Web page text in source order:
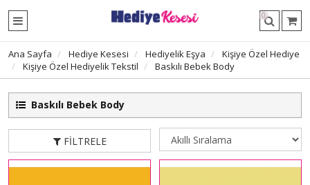
0
Ana Sayfa Hediye Kesesi Hediyelik Eşya
Kişiye Özel Hediye
Kişiye Özel Hediyelik Tekstil
Baskılı Bebek Body
Baskılı Bebek Body
FILTRELE